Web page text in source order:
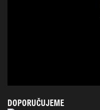
DOPORUČUJEME